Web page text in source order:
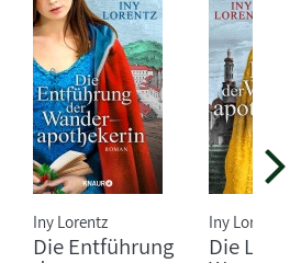
Iny Lorentz
Die Entführung
Iny Lorentz
Die Liebe